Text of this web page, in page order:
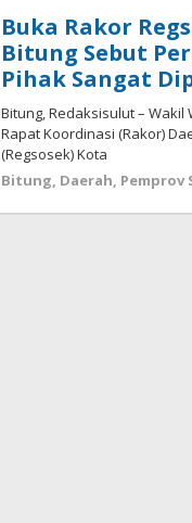
Buka Rakor
Bitung Sebut
Pihak Sangat
Bitung, Redaksisulut – Wakil
Rapat Koordinasi (Rakor)
(Regsosek) Kota
Bitung, Daerah, Pemprov